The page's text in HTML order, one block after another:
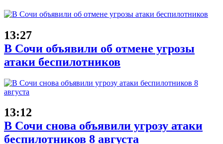
13:27
В Сочи объявили об отмене угрозы
атаки беспилотников
13:12
В Сочи снова объявили угрозу атаки
беспилотников 8 августа